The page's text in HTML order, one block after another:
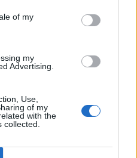
of my
my
Advertising.
Use,
of my
with the